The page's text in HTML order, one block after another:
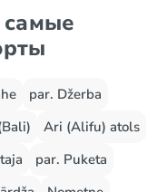
par. Džerba
Ari (Alifu) atols
par. Puketa